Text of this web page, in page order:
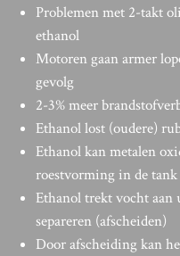
Problemen met 2-takt
ethanol
Motoren gaan armer
gevolg
2-3% meer
Ethanol lost (oudere)
Ethanol kan metalen
roestvorming in de
Ethanol trekt vocht aan
separeren (afscheiden)
Door afscheiding kan